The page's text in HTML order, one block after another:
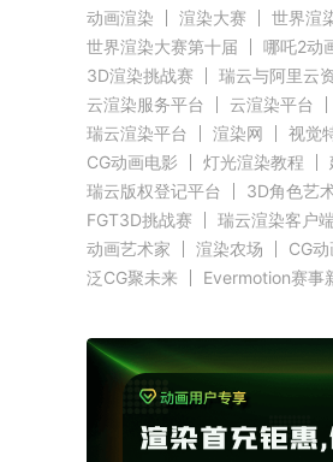
动画渲染
渲染大赛
世界渲
世界渲染大赛第十届
哪吒2动
3D渲染挑战赛
瑞云与阿里云
云渲染服务平台
云渲染平台
瑞云渲染平台
渲染网 视觉
CG动画电影
灯光渲染教程
瑞云版权登记平台
3D角色艺
FGT3D挑战赛
瑞云渲染客户
动画艺术家
渲染农场
CG
泛CG聚未来
Evermotion赛事
渲染客户端快讯
C4D新闻
好莱坞影视云渲染
CG渲染新闻
Siggraph新闻
GPU渲染
CPU渲染
瑞云科技
瑞云大事件 原力